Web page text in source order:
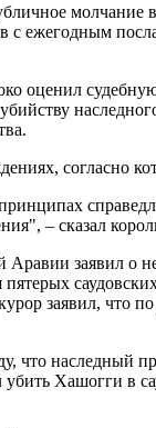
молчание
с ежегодным
оценил
согласно
– сказал
заявил о
заявил, что
что наследный
Хашогги в